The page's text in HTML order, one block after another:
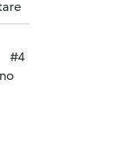
#4